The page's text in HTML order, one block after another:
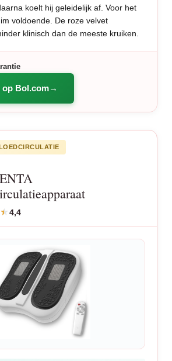
koelt hij geleidelijk af. Voor het
voldoende. De roze velvet
klinisch dan de meeste kruiken.
op Bol.com
4,4